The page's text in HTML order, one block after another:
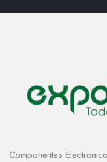
Componentes